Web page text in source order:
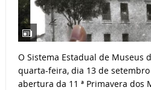
O Sistema Estadual de Museus
quarta-feira, dia 13 de setembro
abertura da 11 ª Primavera dos